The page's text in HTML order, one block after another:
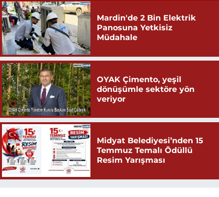
Mardin'de 2 Bin Elektrik
Panosuna Yetkisiz
Müdahale
OYAK Çimento, yeşil
dönüşümle sektöre yön
veriyor
Midyat Belediyesi’nden 15
Temmuz Temalı Ödüllü
Resim Yarışması